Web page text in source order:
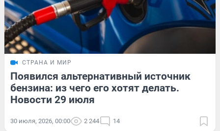
СТРАНА И МИР
Появился альтернативный источник
бензина: из чего его хотят делать.
Новости 29 июля
30 июля, 2026, 00:00 2 244 14